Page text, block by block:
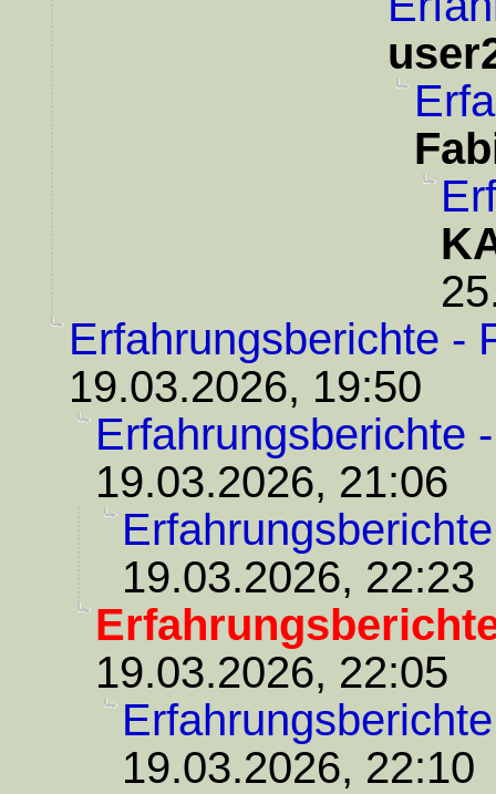
Erfahrungsberichte -
19.03.2026, 19:50
Erfahrungsberichte
19.03.2026, 21:06
19.03.2026, 22:23
19.03.2026, 22:05
19.03.2026, 22:10